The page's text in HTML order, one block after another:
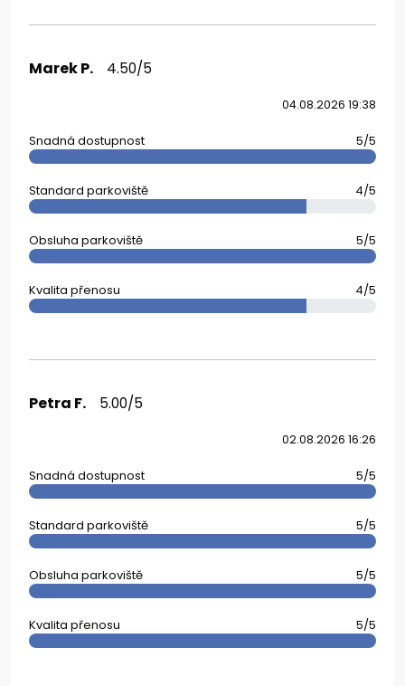
Marek P. 4.50/5
04.08.2026 19:38
Snadná dostupnost 5/5
Standard parkoviště 4/5
Obsluha parkoviště 5/5
Kvalita přenosu 4/5
Petra F. 5.00/5
02.08.2026 16:26
Snadná dostupnost 5/5
Standard parkoviště 5/5
Obsluha parkoviště 5/5
Kvalita přenosu 5/5